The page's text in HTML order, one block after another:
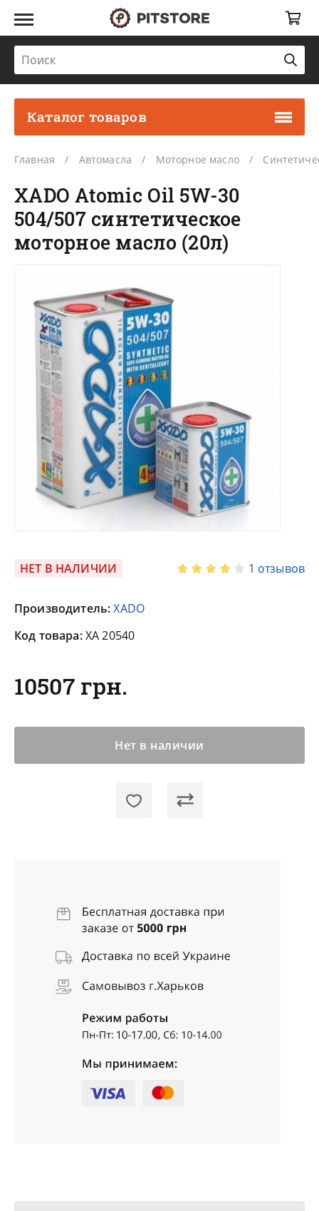
Каталог товаров
Главная Автомасла Моторное масло
XADO Atomic Oil 5W-30
504/507 синтетическое
моторное масло (20л)
НЕТ В НАЛИЧИИ 1 отзывов
Производитель:XADO
Код товара:XA 20540
10507 грн.
Нет в наличии